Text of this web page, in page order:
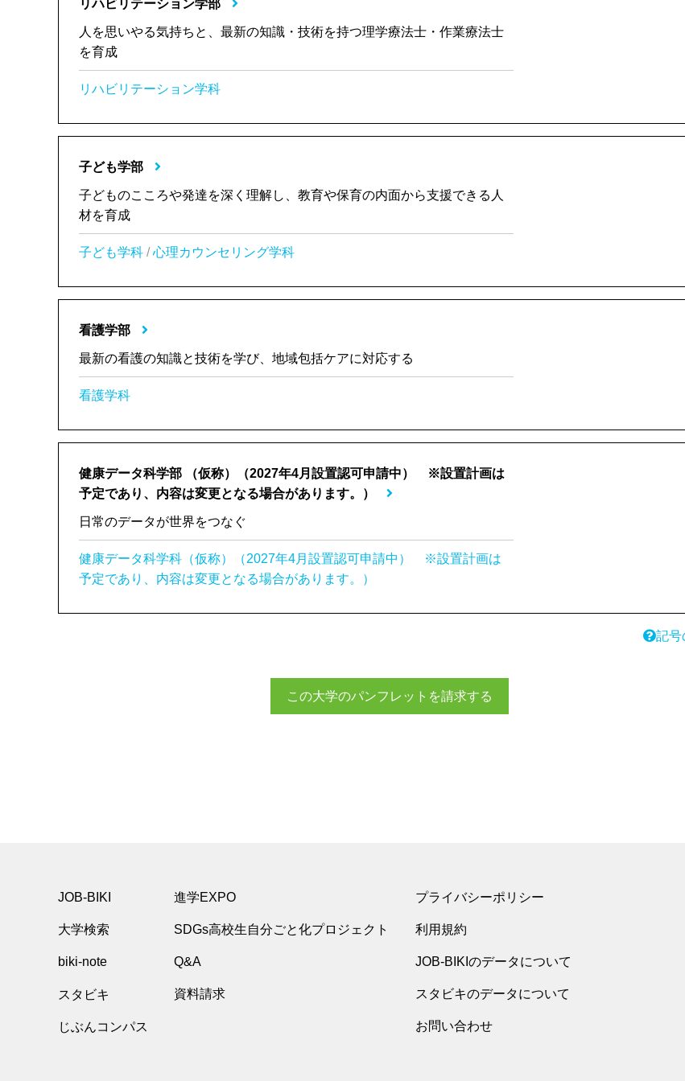
リハビリテーション学部
人を思いやる気持ちと、最新の知識・技術を持つ理学療法士・作業療法士
を育成
リハビリテーション学科
子ども学部
子どものこころや発達を深く理解し、教育や保育の内面から支援できる人
材を育成
子ども学科 /心理カウンセリング学科
看護学部
最新の看護の知識と技術を学び、地域包括ケアに対応する
看護学科
健康データ科学部
（仮称）（2027年4月設置認可申請中） ※設置計画は
予定であり、内容は変更となる場合があります。）
日常のデータが世界をつなぐ
健康データ科学科（仮称）（2027年4月設置認可申請中） ※設置計画は
予定であり、内容は変更となる場合があります。）
記号
この大学のパンフレットを請求する
JOB-BIKI
大学検索
biki-note
スタビキ
じぶんコンパス
進学EXPO
SDGs高校生自分ごと化プロジェクト
Q&A
資料請求
プライバシーポリシー
利用規約
JOB-BIKIのデータについて
スタビキのデータについて
お問い合わせ